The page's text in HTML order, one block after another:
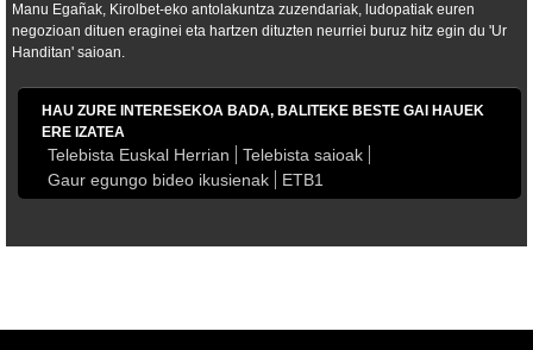
Manu Egañak, Kirolbet-eko antolakuntza zuzendariak, ludopatiak euren
negozioan dituen eraginei eta hartzen dituzten neurriei buruz hitz egin du 'Ur
Handitan' saioan.
HAU ZURE INTERESEKOA BADA, BALITEKE BESTE GAI HAUEK
ERE IZATEA
Telebista Euskal Herrian
Telebista saioak
Gaur egungo bideo ikusienak
ETB1